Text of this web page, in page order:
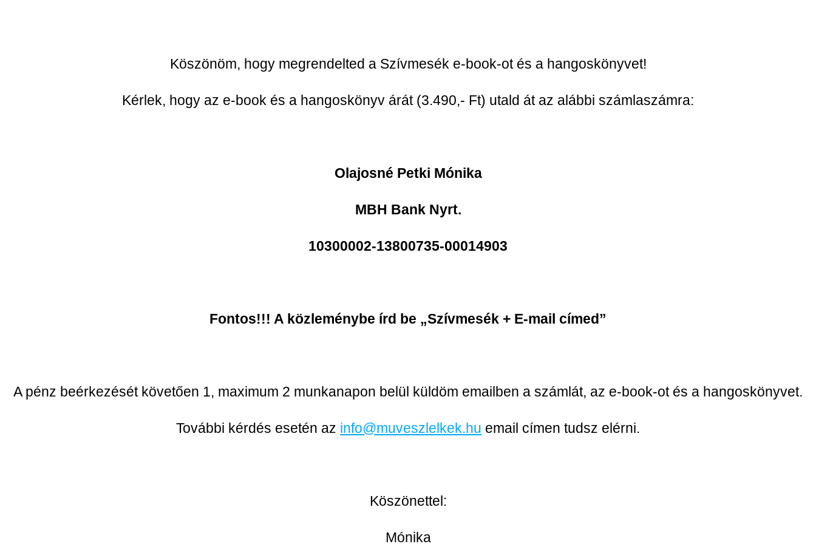
Köszönöm, hogy megrendelted a Szívmesék e-book-ot és a hangoskönyvet!
Kérlek, hogy az e-book és a hangoskönyv árát (3.490,- Ft) utald át az alábbi számlaszámra:
Olajosné Petki Mónika
MBH Bank Nyrt.
10300002-13800735-00014903
Fontos!!! A közleménybe írd be „Szívmesék + E-mail címed”
A pénz beérkezését követően 1, maximum 2 munkanapon belül küldöm emailben a számlát, az e-book-ot és a hangoskönyvet.
További kérdés esetén az info@muveszlelkek.hu email címen tudsz elérni.
Köszönettel:
Mónika